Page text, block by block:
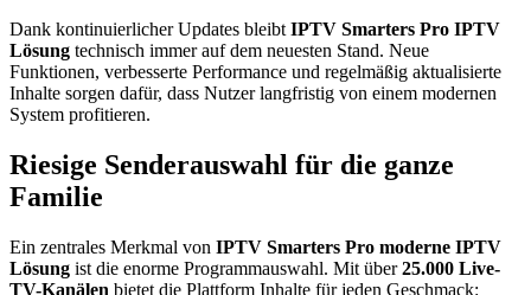
Dank kontinuierlicher Updates bleibt IPTV Smarters Pro IPTV
Lösung technisch immer auf dem neuesten Stand. Neue
Funktionen, verbesserte Performance und regelmäßig aktualisierte
Inhalte sorgen dafür, dass Nutzer langfristig von einem modernen
System profitieren.
Riesige Senderauswahl für die ganze
Familie
Ein zentrales Merkmal von IPTV Smarters Pro moderne IPTV
Lösung ist die enorme Programmauswahl. Mit über25.000 Live-
TV-Kanälen bietet die Plattform Inhalte für jeden Geschmack: